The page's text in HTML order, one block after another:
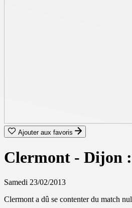
Ajouter aux favoris
Clermont - Dijon
Samedi 23/02/2013
Clermont a dû se contenter du match